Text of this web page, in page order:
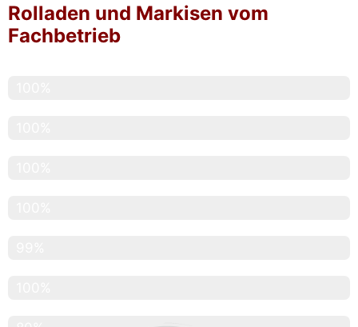
Rolladen und Markisen vom
Fachbetrieb